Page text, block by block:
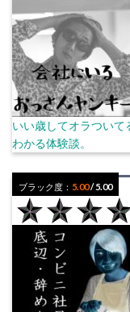
いい歳してオラついて
わかる体験談。
ブラック度： 5.00/ 5.00